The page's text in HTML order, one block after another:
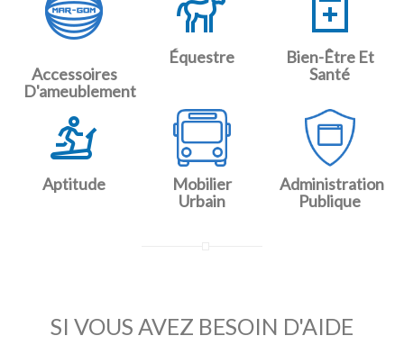
Accessoires
D'ameublement
Équestre
Bien-Être Et
Santé
Aptitude
Mobilier
Urbain
Administration
Publique
SI VOUS AVEZ BESOIN D'AIDE